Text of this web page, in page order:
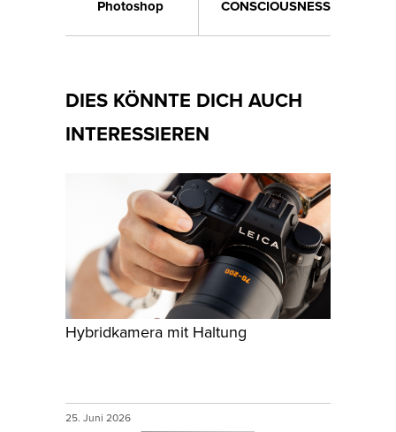
Photoshop
CONSCIOUSNESS
DIES KÖNNTE DICH AUCH
INTERESSIEREN
Hybridkamera mit Haltung
25. Juni 2026